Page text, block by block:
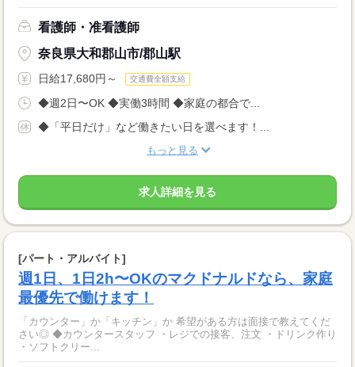
看護師・准看護師
奈良県大和郡山市/郡山駅
日給17,680円～ 交通費全額支給
◆週2日〜OK ◆実働3時間 ◆家庭の都合で...
◆「平日だけ」など働きたい日を選べます！...
もっと見る
求人詳細を見る
[パート・アルバイト]
週1日、1日2h〜OKのマクドナルドなら、家庭
最優先で働けます！
「カウンター」か「キッチン」か 希望がある方は面接で教えてくだ
さい◎ ◆カウンタースタッフ ・レジでの接客、注文 ・ドリンク作り
・ソフトクリー...